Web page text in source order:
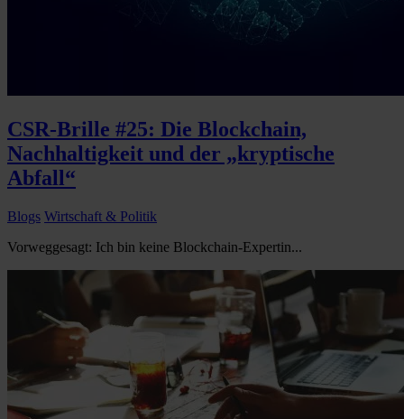
CSR-Brille #25: Die Blockchain,
Nachhaltigkeit und der „kryptische
Abfall“
Blogs Wirtschaft & Politik
Vorweggesagt: Ich bin keine Blockchain-Expertin...